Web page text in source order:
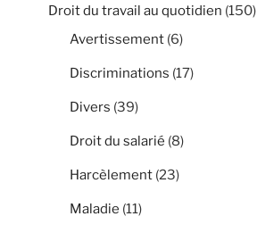
Droit du travail au quotidien (150)
Avertissement (6)
Discriminations (17)
Divers (39)
Droit du salarié (8)
Harcèlement (23)
Maladie (11)